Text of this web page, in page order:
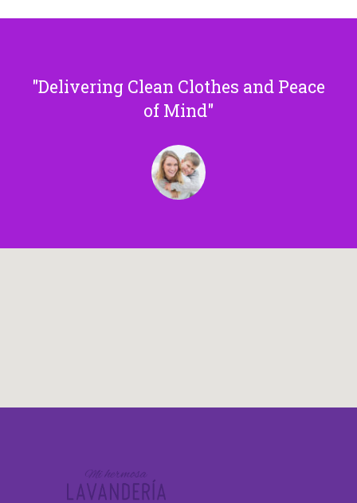
Delivering Clean Clothes and Peace
of Mind